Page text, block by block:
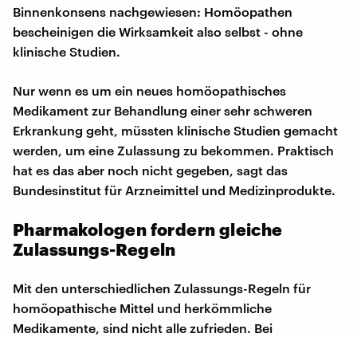
Binnenkonsens nachgewiesen: Homöopathen
bescheinigen die Wirksamkeit also selbst - ohne
klinische Studien.
Nur wenn es um ein neues homöopathisches
Medikament zur Behandlung einer sehr schweren
Erkrankung geht, müssten klinische Studien gemacht
werden, um eine Zulassung zu bekommen. Praktisch
hat es das aber noch nicht gegeben, sagt das
Bundesinstitut für Arzneimittel und Medizinprodukte.
Pharmakologen fordern gleiche
Zulassungs-Regeln
Mit den unterschiedlichen Zulassungs-Regeln für
homöopathische Mittel und herkömmliche
Medikamente, sind nicht alle zufrieden. Bei